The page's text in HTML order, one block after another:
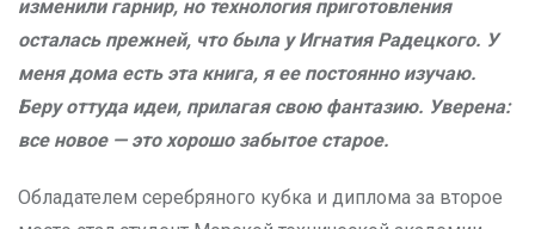
изменили гарнир, но технология приготовления
осталась прежней, что была у Игнатия Радецкого. У
меня дома есть эта книга, я ее постоянно изучаю.
Беру оттуда идеи, прилагая свою фантазию. Уверена:
все новое — это хорошо забытое старое.
Обладателем серебряного кубка и диплома за второе